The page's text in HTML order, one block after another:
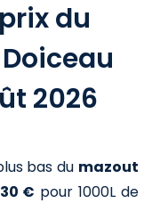
du
2026
bas du mazout
€ pour 1000L de